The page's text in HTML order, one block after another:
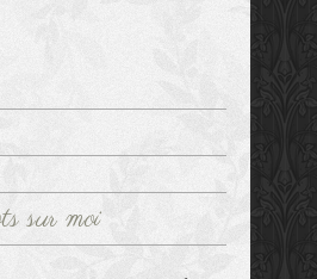
sur moi